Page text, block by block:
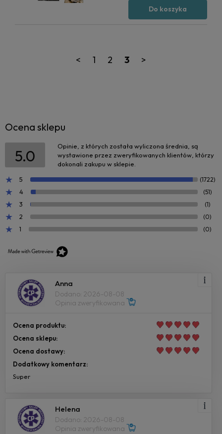
Do koszyka
< 1 2 3 >
Ocena sklepu
5.0
Opinie, z których została wyliczona średnia, są
wystawione przez zweryfikowanych klientów, którzy
dokonali zakupu w sklepie.
5
(1722)
4 (51)
3 (1)
2 (0)
1 (0)
Anna
Dodano: 2026-08-08
Opinia zweryfikowana
Ocena produktu:
Ocena sklepu:
Ocena dostawy:
Dodatkowy komentarz:
Super
Helena
Dodano: 2026-08-08
Opinia zweryfikowana